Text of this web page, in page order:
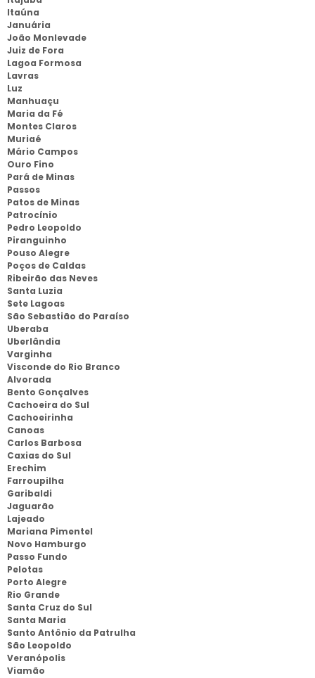
Itaúna
Januária
João Monlevade
Juiz de Fora
Lagoa Formosa
Lavras
Luz
Manhuaçu
Maria da Fé
Montes Claros
Muriaé
Mário Campos
Ouro Fino
Pará de Minas
Passos
Patos de Minas
Patrocínio
Pedro Leopoldo
Piranguinho
Pouso Alegre
Poços de Caldas
Ribeirão das Neves
Santa Luzia
Sete Lagoas
São Sebastião do Paraíso
Uberaba
Uberlândia
Varginha
Visconde do Rio Branco
Alvorada
Bento Gonçalves
Cachoeira do Sul
Cachoeirinha
Canoas
Carlos Barbosa
Caxias do Sul
Erechim
Farroupilha
Garibaldi
Jaguarão
Lajeado
Mariana Pimentel
Novo Hamburgo
Passo Fundo
Pelotas
Porto Alegre
Rio Grande
Santa Cruz do Sul
Santa Maria
Santo Antônio da Patrulha
São Leopoldo
Veranópolis
Viamão